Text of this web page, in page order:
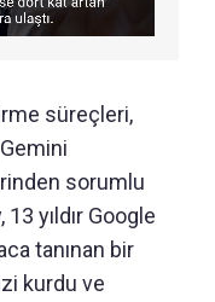
süreçleri,
sorumlu
yıldır Google
tanınan bir
kurdu ve